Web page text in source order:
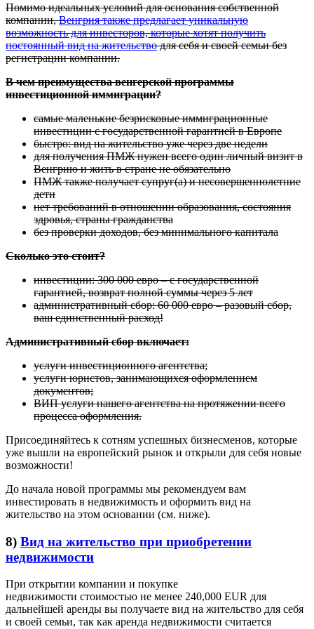
Помимо идеальных условий для основания собственной
компании,Венгрия также предлагает уникальную
возможность для инвесторов, которые хотят получить
постоянный вид на жительстводля себя и своей семьи без
регистрации компании.
В чем преимущества венгерской программы
инвестиционной иммиграции?
самые маленькие безрисковые иммиграционные
инвестиции с государственной гарантией в Европе
быстро: вид на жительство уже через две недели
для получения ПМЖ нужен всего один личный визит в
Венгрию и жить в стране не обязательно
ПМЖ также получает супруг(а) и несовершеннолетние
дети
нет требований в отношении образования, состояния
здровья, страны гражданства
без проверки доходов, без минимального капитала
Сколько это стоит?
инвестиции: 300 000 евро – с государственной
гарантией, возврат полной суммы через 5 лет
административный сбор: 60 000 евро – разовый сбор,
ваш единственный расход!
Административный сбор включает:
услуги инвестиционного агентства;
услуги юристов, занимающихся оформлением
документов;
ВИП услуги нашего агентства на протяжении всего
процесса оформления.
Присоединяйтесь к сотням успешных бизнесменов, которые
уже вышли на европейский рынок и открыли для себя новые
возможности!
До начала новой программы мы рекомендуем вам
инвестировать в недвижимость и оформить вид на
жительство на этом основании (см. ниже).
8) Вид на жительство при приобретении
недвижимости
При открытии компании и покупке
недвижимости стоимостью не менее 240,000 EUR для
дальнейшей аренды вы получаете вид на жительство для себя
и своей семьи, так как аренда недвижимости считается